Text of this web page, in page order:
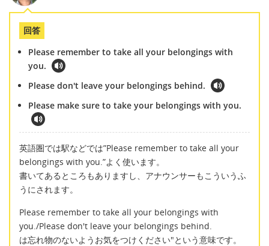
回答
Please remember to take all your belongings with
you.
Please don't leave your belongings behind.
Please make sure to take your belongings with you.
英語圏では駅などでは”Please remember to take all your
belongings with you.”よく使います。
書いてあるところもありますし、アナウンサーもこういうふ
うにされます。
Please remember to take all your belongings with
you./Please don't leave your belongings behind.
は忘れ物のないようお気をつけください"という意味です。